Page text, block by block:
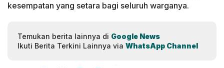
kesempatan yang setara bagi seluruh warganya.
Temukan berita lainnya di Google News
Ikuti Berita Terkini Lainnya via WhatsApp Channel